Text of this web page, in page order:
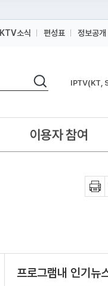
KTV소식 편성표 정보공개
검색 IPTV(KT,
IPTV(KT,
이용자 참여
프로그램내 인기뉴